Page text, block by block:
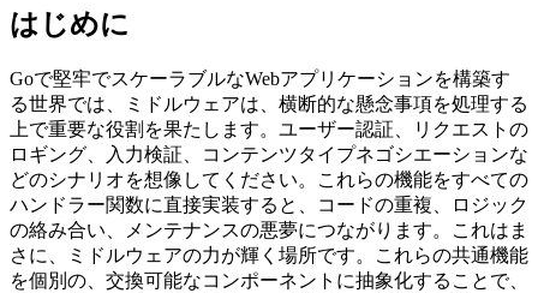
はじめに
Goで堅牢でスケーラブルなWebアプリケーションを構築す
る世界では、ミドルウェアは、横断的な懸念事項を処理する
上で重要な役割を果たします。ユーザー認証、リクエストの
ロギング、入力検証、コンテンツタイプネゴシエーションな
どのシナリオを想像してください。これらの機能をすべての
ハンドラー関数に直接実装すると、コードの重複、ロジック
の絡み合い、メンテナンスの悪夢につながります。これはま
さに、ミドルウェアの力が輝く場所です。これらの共通機能
を個別の、交換可能なコンポーネントに抽象化することで、